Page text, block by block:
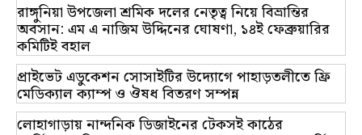
রাঙ্গুনিয়া উপজেলা শ্রমিক দলের নেতৃত্ব নিয়ে বিভ্রান্তির
অবসান: এম এ নাজিম উদ্দিনের ঘোষণা, ১৪ই ফেব্রুয়ারির
কমিটিই বহাল
প্রাইভেট এডুকেশন সোসাইটির উদ্যোগে পাহাড়তলীতে ফ্রি
মেডিক্যাল ক্যাম্প ও ঔষধ বিতরণ সম্পন্ন
লোহাগাড়ায় নান্দনিক ডিজাইনের টেকসই কাঠের